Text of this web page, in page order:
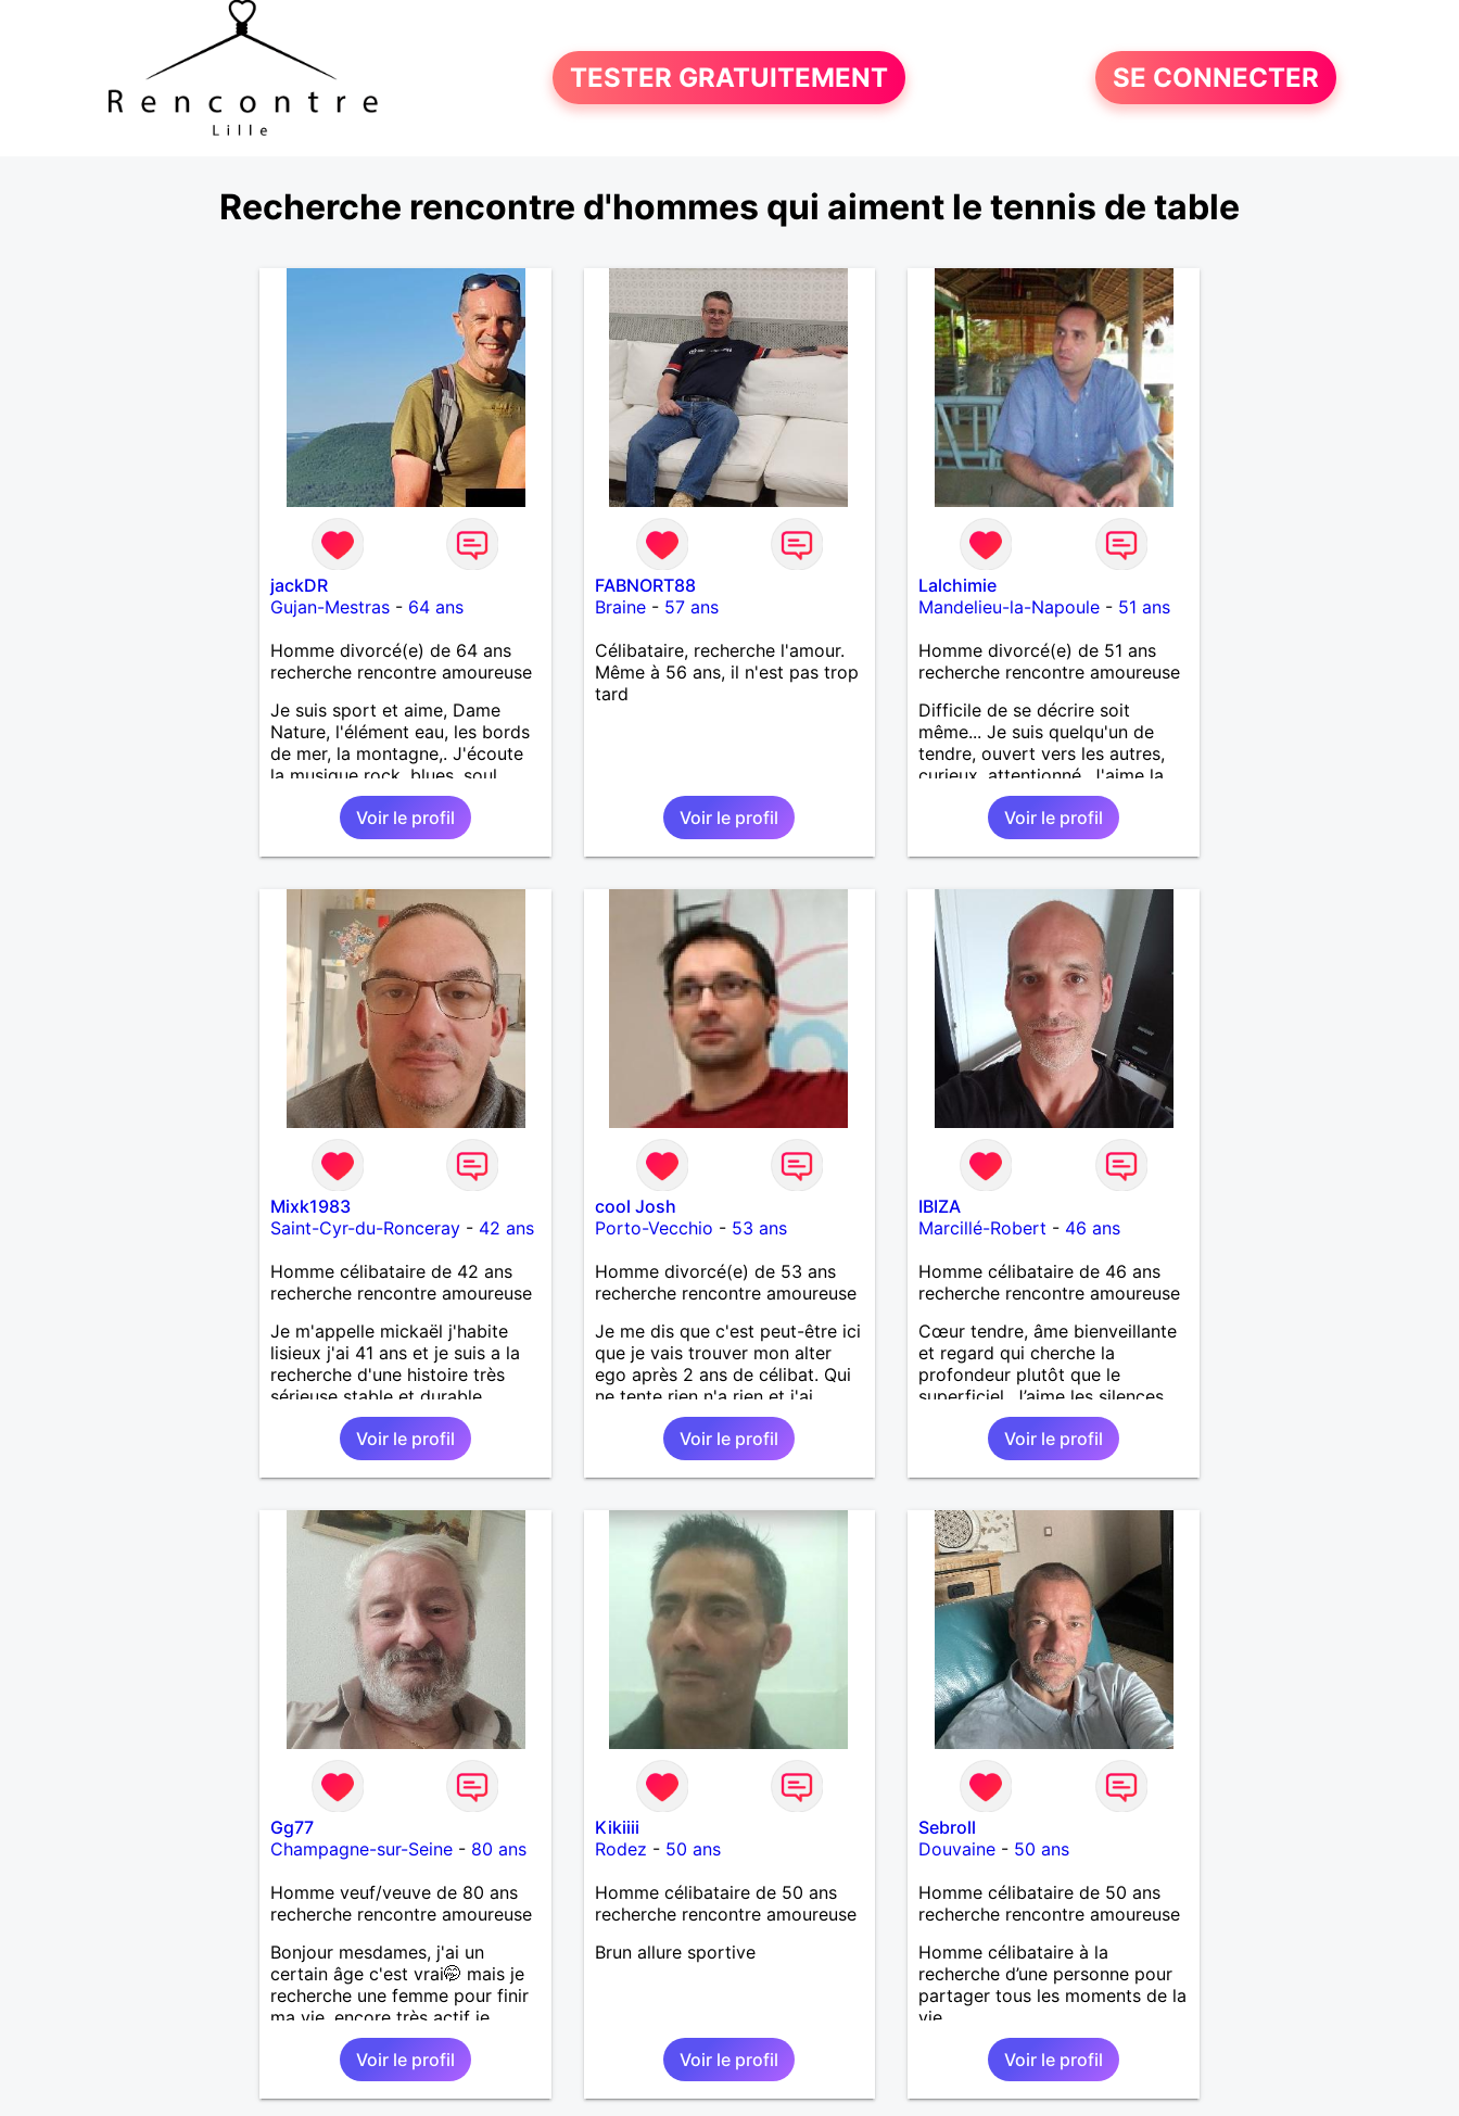
TESTER GRATUITEMENT SE CONNECTER
Recherche rencontre d'hommes qui aiment le tennis de table
jackDR
Gujan-Mestras- 64 ans
Homme divorcé(e) de 64 ans
recherche rencontre amoureuse
Je suis sport et aime, Dame
Nature, l'élément eau, les bords
de mer, la montagne,. J'écoute
la musique rock, blues, soul,
Jazz feutré ou rythmé...ciné
aventure et passion, théatre et +
J'aime à parcourir, courir et
VTTer ...de thalweg en points
latitude en France, et au delà...
Je suis désormais soignant,
j'aime voyager...à moto aussi...
J'écris...quelques textes nature,
poèmes sous un crachin aux
deux soleils souple et grand,
amer et doux, reflets ocres et
rouges sur un miroir satiné
blanc... A l'écoute des notes
rares, dansantes, dynamiques ,
sur le clapot d'une vague, d un
espace libre sous le vent. Je
cherche une âme sincère, vraie,
pratiquant l'humour et les
découvertes de terroirs, des
paysages, des habitants,
Voir le profil
FABNORT88
Braine- 57 ans
Célibataire, recherche l'amour.
Même à 56 ans, il n'est pas trop
tard
Voir le profil
Lalchimie
Mandelieu-la-Napoule - 51 ans
Homme divorcé(e) de 51 ans
recherche rencontre amoureuse
Difficile de se décrire soit
même... Je suis quelqu'un de
tendre, ouvert vers les autres,
curieux, attentionné. J'aime la
franchise mais avec
bienveillance J'aime découvrir
de nouveaux lieux, rire, partager
de bon moments à deux, en
Voir le profil
Mixk1983
Saint-Cyr-du-Ronceray- 42 ans
Homme célibataire de 42 ans
recherche rencontre amoureuse
Je m'appelle mickaël j'habite
lisieux j'ai 41 ans et je suis a la
recherche d'une histoire très
sérieuse stable et durable
Voir le profil
cool Josh
Porto-Vecchio - 53 ans
Homme divorcé(e) de 53 ans
recherche rencontre amoureuse
Je me dis que c'est peut-être ici
que je vais trouver mon alter
ego après 2 ans de célibat. Qui
ne tente rien n'a rien et j'ai
vraiment envie de cette belle
rencontre qui pourrait
bouleverser ma vie.
Voir le profil
IBIZA
Marcillé-Robert - 46 ans
Homme célibataire de 46 ans
recherche rencontre amoureuse
Cœur tendre, âme bienveillante
et regard qui cherche la
profondeur plutôt que le
superficiel. J’aime les silences
qui apaisent, les rires qui
réchauffent, et les câlins qui
parlent mieux que les mots. Si tu
cherches quelqu’un de sincère,
simplement.
Voir le profil
Gg77
Champagne-sur-Seine- 80 ans
Homme veuf/veuve de 80 ans
recherche rencontre amoureuse
Bonjour mesdames, j'ai un
certain âge c'est vrai🤭 mais je
recherche une femme pour finir
ma vie, encore très actif je
m'entraîne à des élongations de
sport de combats j'ai pratiquer
le viet-vo-dao, je suis très
attentionné et à l'écoute de ce
Voir le profil
Kikiiii
Rodez - 50 ans
Homme célibataire de 50 ans
recherche rencontre amoureuse
Brun allure sportive
Voir le profil
Sebroll
Douvaine - 50 ans
Homme célibataire de 50 ans
recherche rencontre amoureuse
Homme célibataire à la
recherche d’une personne pour
partager tous les moments de la
vie
Voir le profil